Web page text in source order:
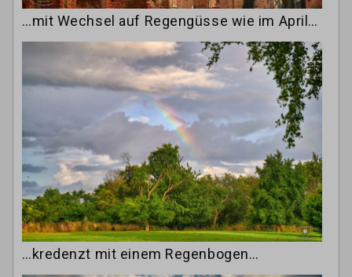
…mit Wechsel auf Regengüsse wie im April…
…kredenzt mit einem Regenbogen…